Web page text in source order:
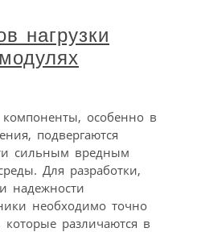
нагрузки
особенно в
подвергаются
сильным вредным
Для разработки,
надежности
необходимо точно
которые различаются в